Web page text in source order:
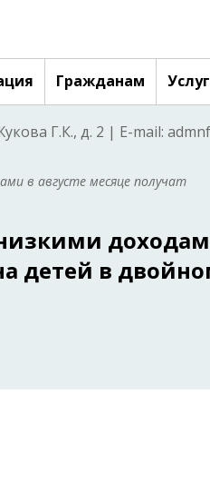
Гражданам
Г.К., д. 2 | E-mail:
в августе месяце получат
детей в